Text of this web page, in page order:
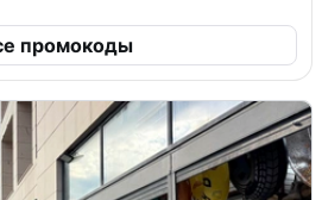
промокоды